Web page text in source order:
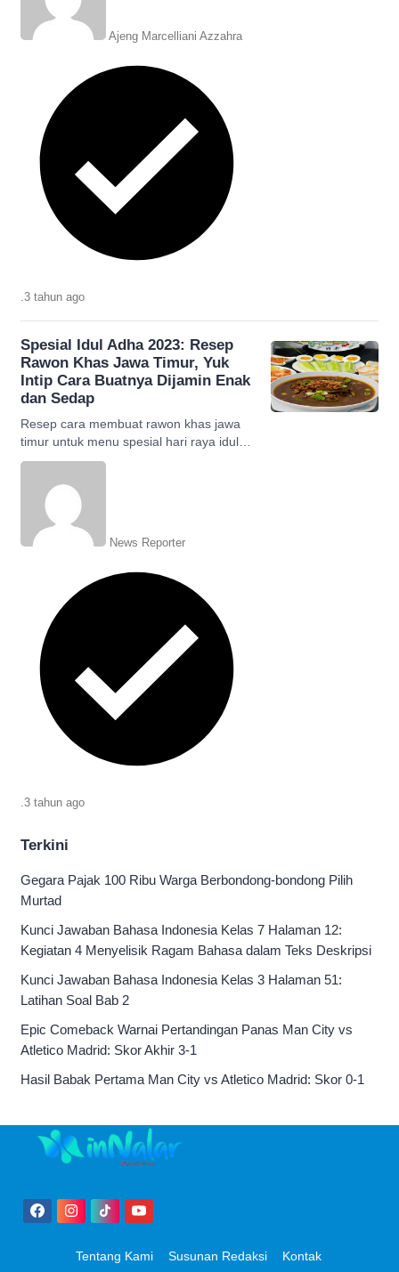
Ajeng Marcelliani Azzahra
3 tahun ago
Spesial Idul Adha 2023: Resep
Rawon Khas Jawa Timur, Yuk
Intip Cara Buatnya Dijamin Enak
dan Sedap
Resep cara membuat rawon khas jawa
timur untuk menu spesial hari raya idul
adha menggunakan daging kurban
News Reporter
.3 tahun ago
Terkini
Gegara Pajak 100 Ribu Warga Berbondong-bondong Pilih
Murtad
Kunci Jawaban Bahasa Indonesia Kelas 7 Halaman 12:
Kegiatan 4 Menyelisik Ragam Bahasa dalam Teks Deskripsi
Kunci Jawaban Bahasa Indonesia Kelas 3 Halaman 51:
Latihan Soal Bab 2
Epic Comeback Warnai Pertandingan Panas Man City vs
Atletico Madrid: Skor Akhir 3-1
Hasil Babak Pertama Man City vs Atletico Madrid: Skor 0-1
Tentang Kami Susunan Redaksi Kontak